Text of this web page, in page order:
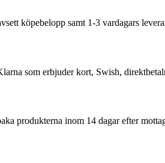
köpebelopp samt 1-3 vardagars
som erbjuder kort, Swish,
produkterna inom 14 dagar efter